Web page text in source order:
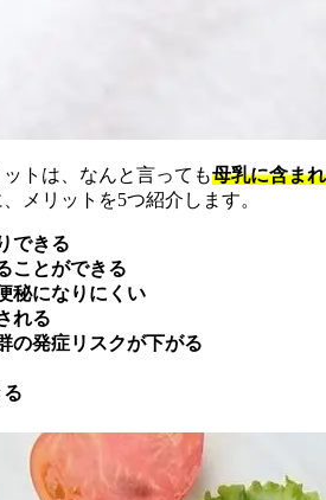
トは、なんと言っても母乳に含まれ
メリットを5つ紹介します。
できる
ことができる
秘になりにくい
れる
の発症リスクが下がる